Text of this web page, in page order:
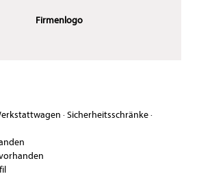
Firmenlogo
·Sicherheitsschränke·